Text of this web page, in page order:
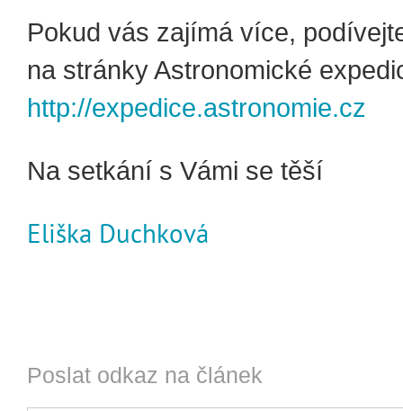
Pokud vás zajímá více,
na stránky Astronomické
http://expedice.astronomie.cz
Na setkání s Vámi se těší
Eliška Duchková
Poslat odkaz na článek